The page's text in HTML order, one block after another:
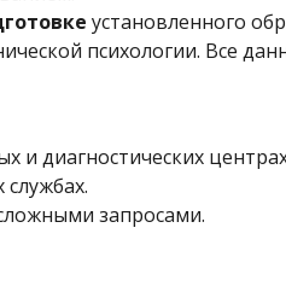
установленного
психологии. Все
и диагностических
запросами.